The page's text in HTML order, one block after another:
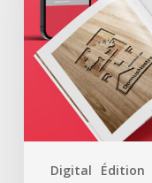
Digital Édition
pour
RLF